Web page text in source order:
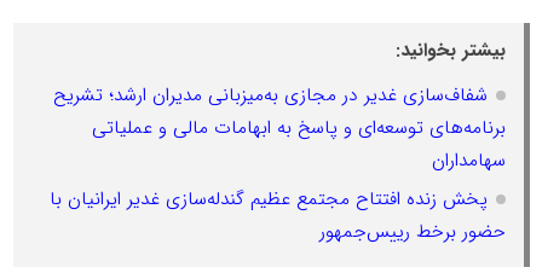
بیشتر بخوانید:
شفاف‌سازی غدیر در مجازی به‌میزبانی مدیران ارشد؛ تشریح
برنامه‌های توسعه‌ای و پاسخ به ابهامات مالی و عملیاتی
سهامداران
پخش زنده افتتاح مجتمع عظیم گندله‌سازی غدیر ایرانیان با
حضور برخط رییس‌جمهور